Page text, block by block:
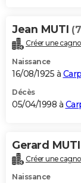
Jean MUTI
Créer une
Naissance
16/08/1925 à
Décès
05/04/1998 à
Gerard MUTI
Créer une
Naissance